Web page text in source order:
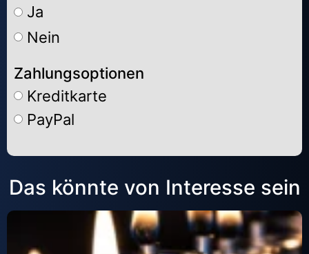
Ja
Nein
Zahlungsoptionen
Kreditkarte
PayPal
Alternative:
Das könnte von Interesse sein